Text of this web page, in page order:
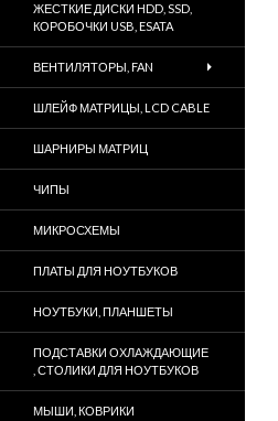
ЖЕСТКИЕ ДИСКИ HDD, SSD,
КОРОБОЧКИ USB, ESATA
ВЕНТИЛЯТОРЫ, FAN
ШЛЕЙФ МАТРИЦЫ, LCD CABLE
ШАРНИРЫ МАТРИЦ
ЧИПЫ
МИКРОСХЕМЫ
ПЛАТЫ ДЛЯ НОУТБУКОВ
НОУТБУКИ, ПЛАНШЕТЫ
ПОДСТАВКИ ОХЛАЖДАЮЩИЕ
, СТОЛИКИ ДЛЯ НОУТБУКОВ
МЫШИ, КОВРИКИ